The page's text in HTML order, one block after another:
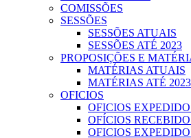
COMISSÕES
SESSÕES
SESSÕES ATUAIS
SESSÕES ATÉ 2023
PROPOSIÇÕES E
MATÉRIAS ATUAIS
MATÉRIAS ATÉ 2023
OFICIOS
OFICIOS
OFÍCIOS
OFICIOS